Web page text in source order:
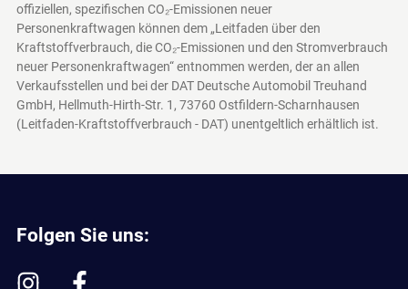
offiziellen, spezifischen CO₂-Emissionen neuer
Personenkraftwagen können dem „Leitfaden über den
Kraftstoffverbrauch, die CO₂-Emissionen und den Stromverbrauch
neuer Personenkraftwagen“ entnommen werden, der an allen
Verkaufsstellen und bei der DAT Deutsche Automobil Treuhand
GmbH, Hellmuth-Hirth-Str. 1, 73760 Ostfildern-Scharnhausen
(Leitfaden-Kraftstoffverbrauch - DAT) unentgeltlich erhältlich ist.
Folgen Sie uns: